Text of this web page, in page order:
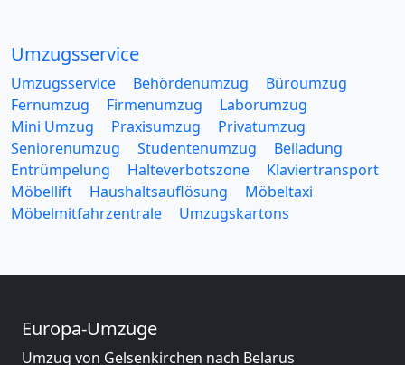
Umzugsservice
Umzugsservice Behördenumzug
Büroumzug
Fernumzug
Firmenumzug
Laborumzug
Mini Umzug
Praxisumzug
Privatumzug
Seniorenumzug
Studentenumzug
Beiladung
Entrümpelung
Halteverbotszone
Klaviertransport
Möbellift
Haushaltsauflösung
Möbeltaxi
Möbelmitfahrzentrale
Umzugskartons
Europa-Umzüge
Umzug von Gelsenkirchen nach Belarus